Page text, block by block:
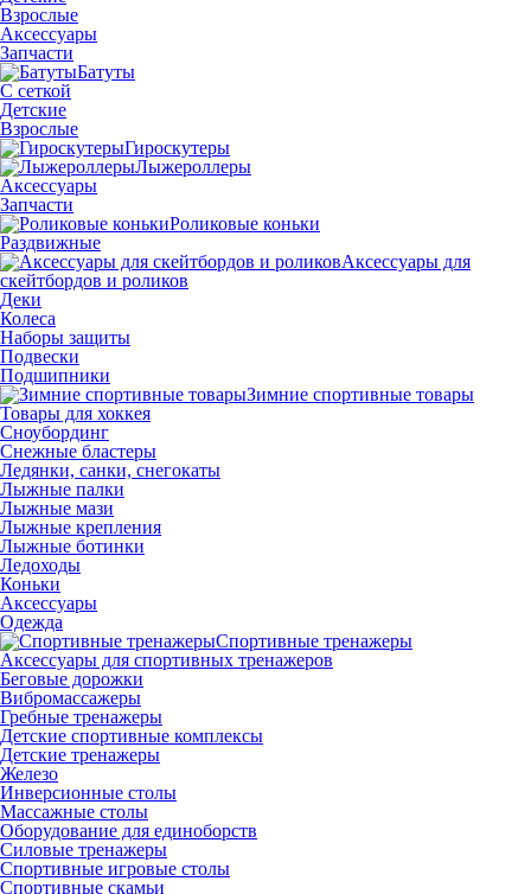
Взрослые
Аксессуары
Запчасти
Батуты
С сеткой
Детские
Взрослые
Гироскутеры
Лыжероллеры
Аксессуары
Запчасти
Роликовые коньки
Раздвижные
Аксессуары для
скейтбордов и роликов
Деки
Колеса
Наборы защиты
Подвески
Подшипники
Зимние спортивные товары
Товары для хоккея
Сноубординг
Снежные бластеры
Ледянки, санки, снегокаты
Лыжные палки
Лыжные мази
Лыжные крепления
Лыжные ботинки
Ледоходы
Коньки
Аксессуары
Одежда
Спортивные тренажеры
Аксессуары для спортивных тренажеров
Беговые дорожки
Вибромассажеры
Гребные тренажеры
Детские спортивные комплексы
Детские тренажеры
Железо
Инверсионные столы
Массажные столы
Оборудование для единоборств
Силовые тренажеры
Спортивные игровые столы
Спортивные скамьи